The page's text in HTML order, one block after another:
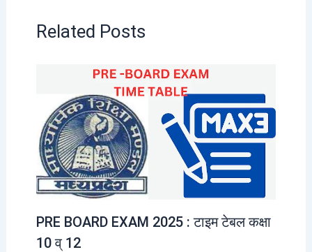
Related Posts
PRE BOARD EXAM 2025 : टाइम टेबल कक्षा
10 व् 12